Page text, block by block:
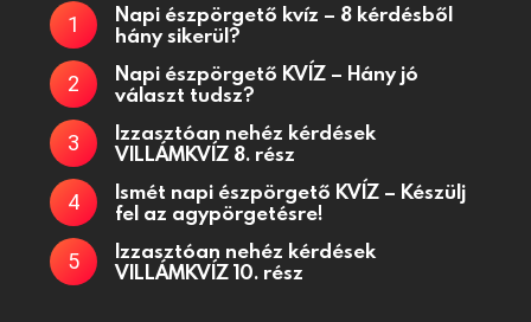
Napi észpörgető kvíz – 8 kérdésből
hány sikerül?
Napi észpörgető KVÍZ – Hány jó
választ tudsz?
Izzasztóan nehéz kérdések
VILLÁMKVÍZ 8. rész
Ismét napi észpörgető KVÍZ – Készülj
fel az agypörgetésre!
Izzasztóan nehéz kérdések
VILLÁMKVÍZ 10. rész